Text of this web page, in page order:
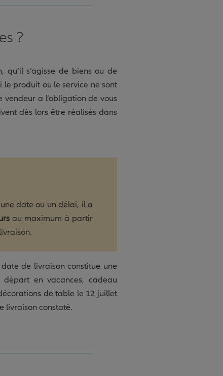
?
s’agisse de biens ou de
le produit ou le service ne sont
a l’obligation de vous
dès lors être réalisés dans
date ou un délai, il a
au maximum à partir
de livraison constitue une
en vacances, cadeau
de table le 12 juillet
livraison constaté.